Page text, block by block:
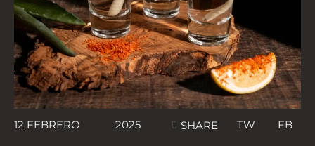
12 FEBRERO 2025 SHARE TW FB